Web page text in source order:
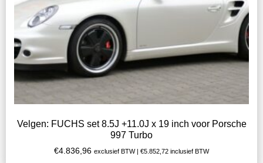
Velgen: FUCHS set 8.5J +11.0J x 19 inch voor Porsche
997 Turbo
€4.836,96 exclusief BTW | €5.852,72 inclusief BTW